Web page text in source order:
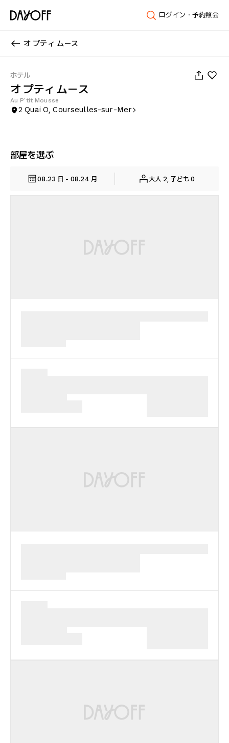
ログイン・予約照会
オ プティ ムース
ホテル
オ プティ ムース
Au P'tit Mousse
2 Quai O, Courseulles-sur-Mer
部屋を選ぶ
08.23 日 - 08.24 月 大人 2, 子ども 0